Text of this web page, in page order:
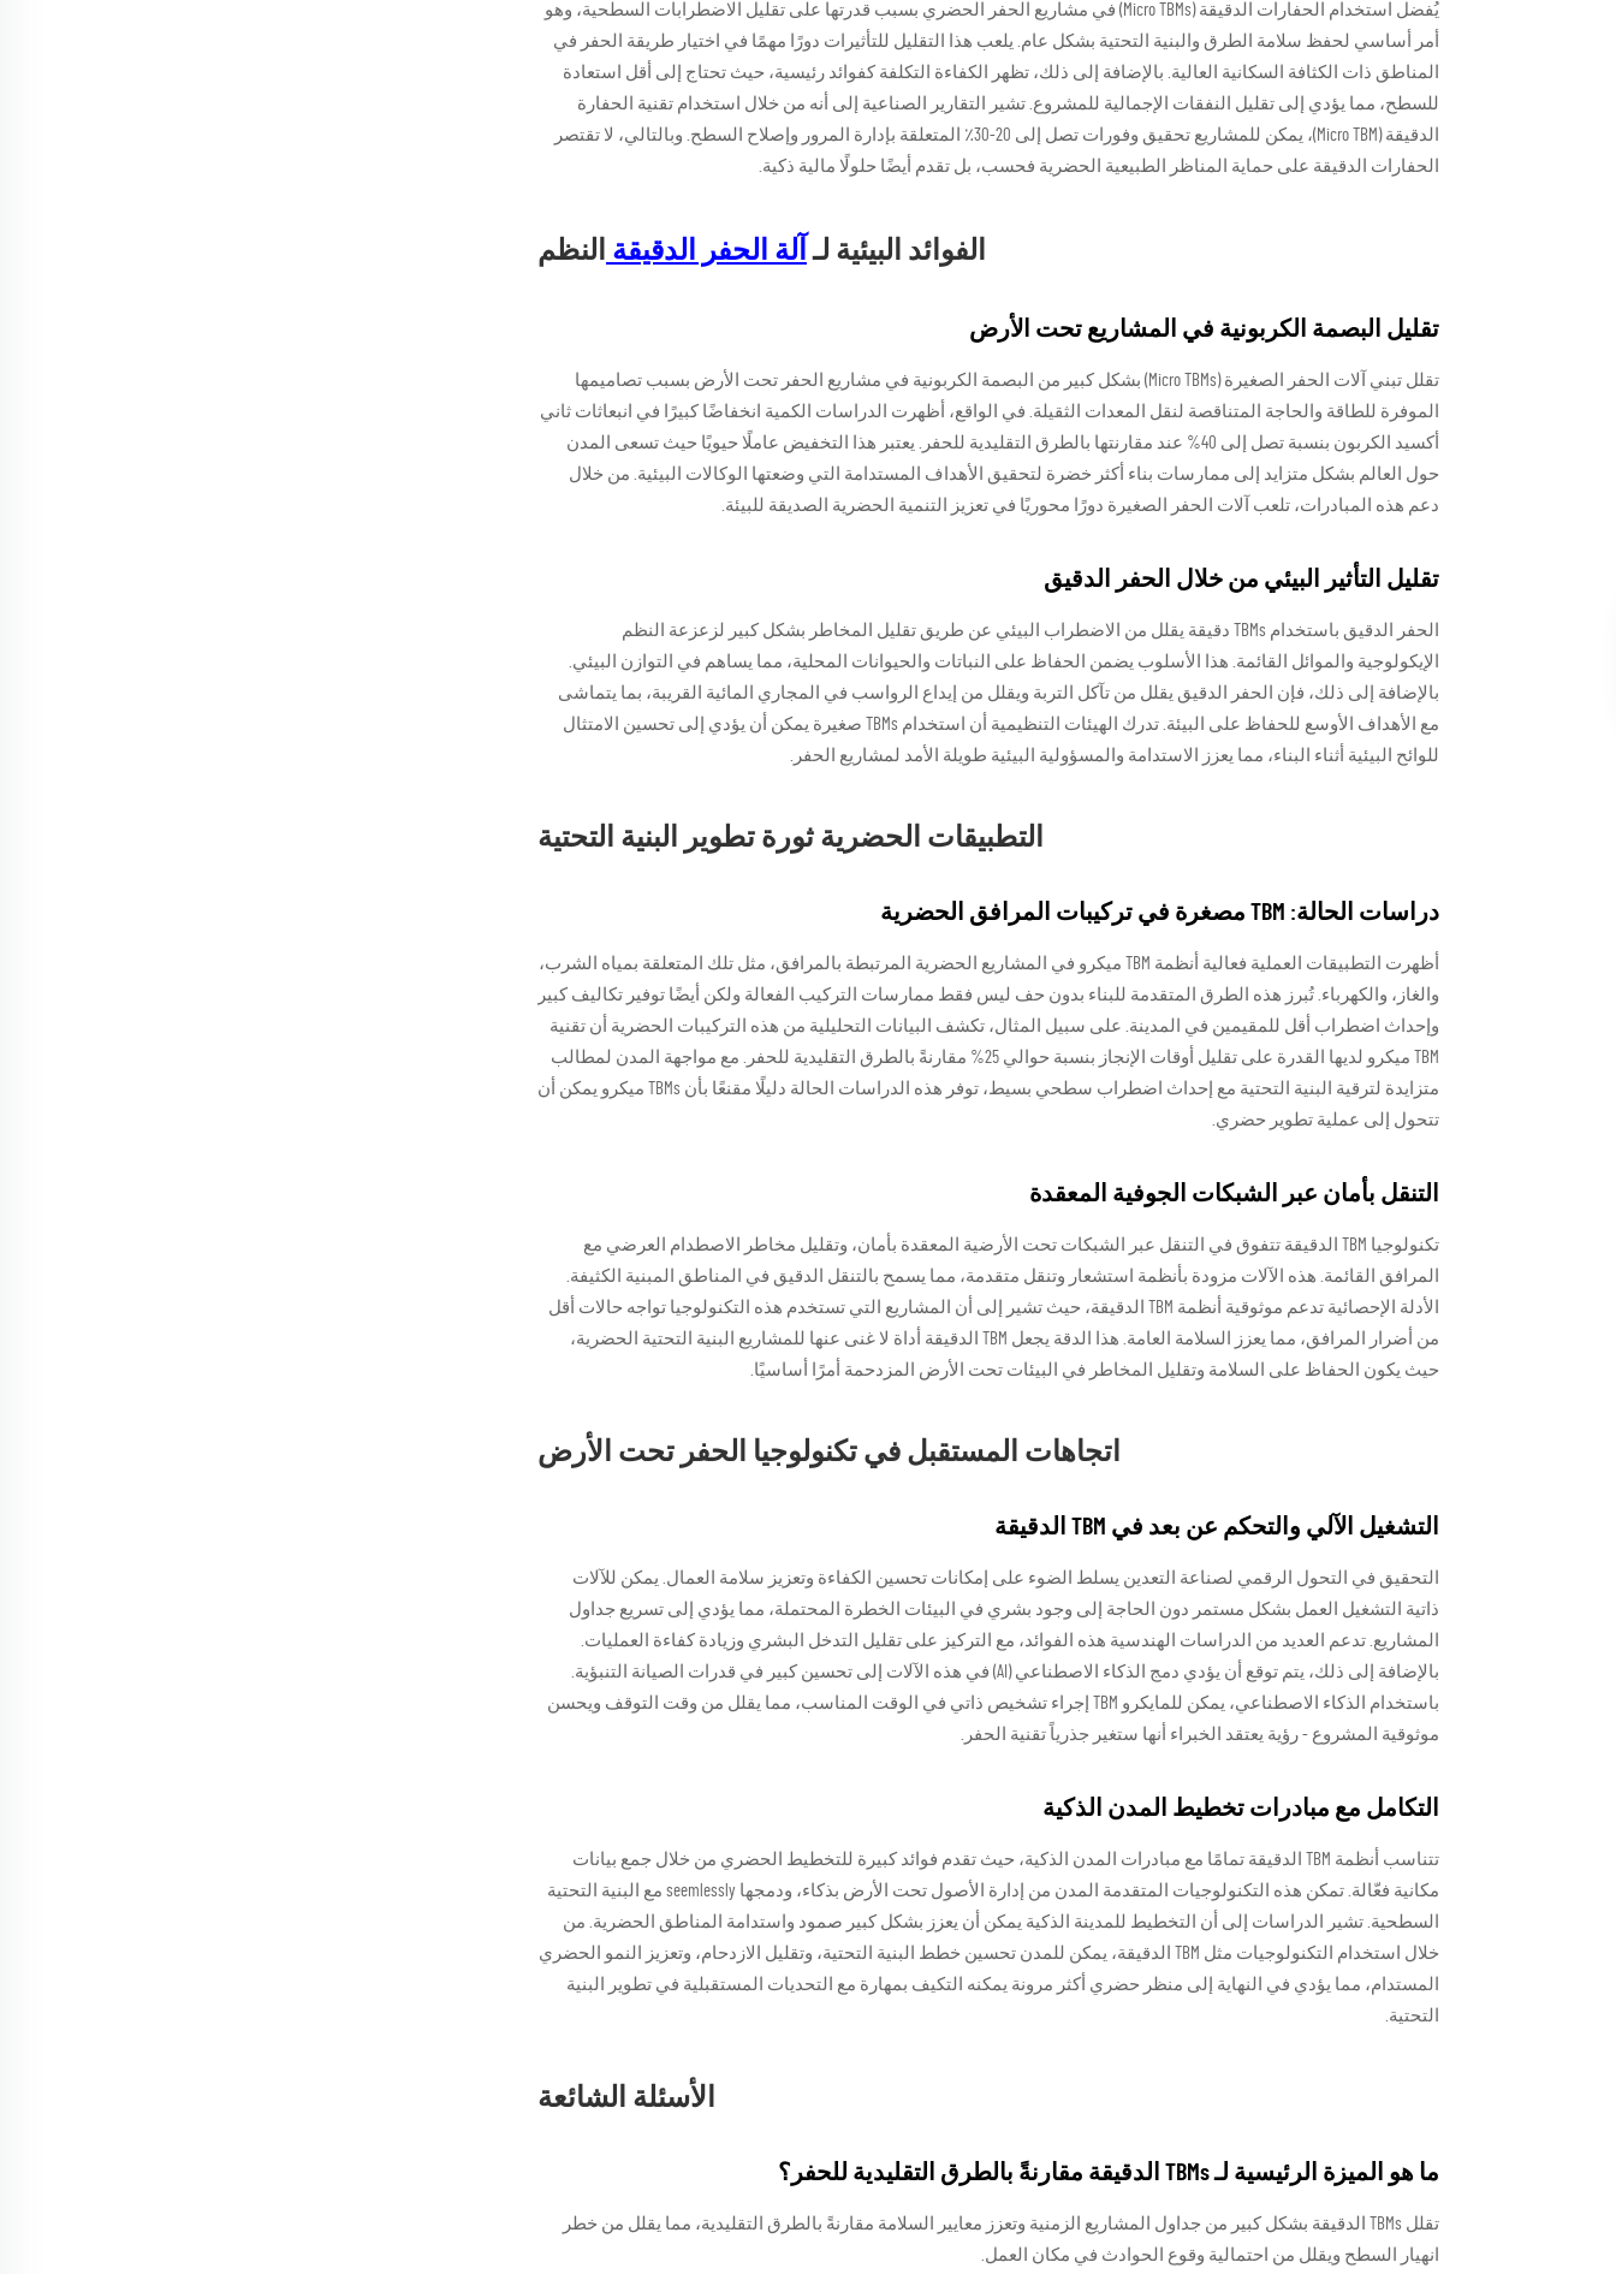
يُفضل استخدام الحفارات الدقيقة (Micro TBMs) في مشاريع الحفر الحضري بسبب قدرتها على تقليل الاضطرابات السطحية، وهو
أمر أساسي لحفظ سلامة الطرق والبنية التحتية بشكل عام. يلعب هذا التقليل للتأثيرات دورًا مهمًا في اختيار طريقة الحفر في
المناطق ذات الكثافة السكانية العالية. بالإضافة إلى ذلك، تظهر الكفاءة التكلفة كفوائد رئيسية، حيث تحتاج إلى أقل استعادة
للسطح، مما يؤدي إلى تقليل النفقات الإجمالية للمشروع. تشير التقارير الصناعية إلى أنه من خلال استخدام تقنية الحفارة
الدقيقة (Micro TBM)، يمكن للمشاريع تحقيق وفورات تصل إلى 20-30٪ المتعلقة بإدارة المرور وإصلاح السطح. وبالتالي، لا تقتصر
الحفارات الدقيقة على حماية المناظر الطبيعية الحضرية فحسب، بل تقدم أيضًا حلولًا مالية ذكية.
الفوائد البيئية لـ آلة الحفر الدقيقة النظم
تقليل البصمة الكربونية في المشاريع تحت الأرض
تقلل تبني آلات الحفر الصغيرة (Micro TBMs) بشكل كبير من البصمة الكربونية في مشاريع الحفر تحت الأرض بسبب تصاميمها
الموفرة للطاقة والحاجة المتناقصة لنقل المعدات الثقيلة. في الواقع، أظهرت الدراسات الكمية انخفاضًا كبيرًا في انبعاثات ثاني
أكسيد الكربون بنسبة تصل إلى 40% عند مقارنتها بالطرق التقليدية للحفر. يعتبر هذا التخفيض عاملًا حيويًا حيث تسعى المدن
حول العالم بشكل متزايد إلى ممارسات بناء أكثر خضرة لتحقيق الأهداف المستدامة التي وضعتها الوكالات البيئية. من خلال
دعم هذه المبادرات، تلعب آلات الحفر الصغيرة دورًا محوريًا في تعزيز التنمية الحضرية الصديقة للبيئة.
تقليل التأثير البيئي من خلال الحفر الدقيق
الحفر الدقيق باستخدام TBMs دقيقة يقلل من الاضطراب البيئي عن طريق تقليل المخاطر بشكل كبير لزعزعة النظم
الإيكولوجية والموائل القائمة. هذا الأسلوب يضمن الحفاظ على النباتات والحيوانات المحلية، مما يساهم في التوازن البيئي.
بالإضافة إلى ذلك، فإن الحفر الدقيق يقلل من تآكل التربة ويقلل من إيداع الرواسب في المجاري المائية القريبة، بما يتماشى
مع الأهداف الأوسع للحفاظ على البيئة. تدرك الهيئات التنظيمية أن استخدام TBMs صغيرة يمكن أن يؤدي إلى تحسين الامتثال
للوائح البيئية أثناء البناء، مما يعزز الاستدامة والمسؤولية البيئية طويلة الأمد لمشاريع الحفر.
التطبيقات الحضرية ثورة تطوير البنية التحتية
دراسات الحالة: TBM مصغرة في تركيبات المرافق الحضرية
أظهرت التطبيقات العملية فعالية أنظمة TBM ميكرو في المشاريع الحضرية المرتبطة بالمرافق، مثل تلك المتعلقة بمياه الشرب،
والغاز، والكهرباء. تُبرز هذه الطرق المتقدمة للبناء بدون حف ليس فقط ممارسات التركيب الفعالة ولكن أيضًا توفير تكاليف كبير
وإحداث اضطراب أقل للمقيمين في المدينة. على سبيل المثال، تكشف البيانات التحليلية من هذه التركيبات الحضرية أن تقنية
TBM ميكرو لديها القدرة على تقليل أوقات الإنجاز بنسبة حوالي 25% مقارنةً بالطرق التقليدية للحفر. مع مواجهة المدن لمطالب
متزايدة لترقية البنية التحتية مع إحداث اضطراب سطحي بسيط، توفر هذه الدراسات الحالة دليلًا مقنعًا بأن TBMs ميكرو يمكن أن
تتحول إلى عملية تطوير حضري.
التنقل بأمان عبر الشبكات الجوفية المعقدة
تكنولوجيا TBM الدقيقة تتفوق في التنقل عبر الشبكات تحت الأرضية المعقدة بأمان، وتقليل مخاطر الاصطدام العرضي مع
المرافق القائمة. هذه الآلات مزودة بأنظمة استشعار وتنقل متقدمة، مما يسمح بالتنقل الدقيق في المناطق المبنية الكثيفة.
الأدلة الإحصائية تدعم موثوقية أنظمة TBM الدقيقة، حيث تشير إلى أن المشاريع التي تستخدم هذه التكنولوجيا تواجه حالات أقل
من أضرار المرافق، مما يعزز السلامة العامة. هذا الدقة يجعل TBM الدقيقة أداة لا غنى عنها للمشاريع البنية التحتية الحضرية،
حيث يكون الحفاظ على السلامة وتقليل المخاطر في البيئات تحت الأرض المزدحمة أمرًا أساسيًا.
اتجاهات المستقبل في تكنولوجيا الحفر تحت الأرض
التشغيل الآلي والتحكم عن بعد في TBM الدقيقة
التحقيق في التحول الرقمي لصناعة التعدين يسلط الضوء على إمكانات تحسين الكفاءة وتعزيز سلامة العمال. يمكن للآلات
ذاتية التشغيل العمل بشكل مستمر دون الحاجة إلى وجود بشري في البيئات الخطرة المحتملة، مما يؤدي إلى تسريع جداول
المشاريع. تدعم العديد من الدراسات الهندسية هذه الفوائد، مع التركيز على تقليل التدخل البشري وزيادة كفاءة العمليات.
بالإضافة إلى ذلك، يتم توقع أن يؤدي دمج الذكاء الاصطناعي (AI) في هذه الآلات إلى تحسين كبير في قدرات الصيانة التنبؤية.
باستخدام الذكاء الاصطناعي، يمكن للمايكرو TBM إجراء تشخيص ذاتي في الوقت المناسب، مما يقلل من وقت التوقف ويحسن
موثوقية المشروع - رؤية يعتقد الخبراء أنها ستغير جذرياً تقنية الحفر.
التكامل مع مبادرات تخطيط المدن الذكية
تتناسب أنظمة TBM الدقيقة تمامًا مع مبادرات المدن الذكية، حيث تقدم فوائد كبيرة للتخطيط الحضري من خلال جمع بيانات
مكانية فعّالة. تمكن هذه التكنولوجيات المتقدمة المدن من إدارة الأصول تحت الأرض بذكاء، ودمجها seemlessly مع البنية التحتية
السطحية. تشير الدراسات إلى أن التخطيط للمدينة الذكية يمكن أن يعزز بشكل كبير صمود واستدامة المناطق الحضرية. من
خلال استخدام التكنولوجيات مثل TBM الدقيقة، يمكن للمدن تحسين خطط البنية التحتية، وتقليل الازدحام، وتعزيز النمو الحضري
المستدام، مما يؤدي في النهاية إلى منظر حضري أكثر مرونة يمكنه التكيف بمهارة مع التحديات المستقبلية في تطوير البنية
التحتية.
الأسئلة الشائعة
ما هو الميزة الرئيسية لـ TBMs الدقيقة مقارنةً بالطرق التقليدية للحفر؟
تقلل TBMs الدقيقة بشكل كبير من جداول المشاريع الزمنية وتعزز معايير السلامة مقارنةً بالطرق التقليدية، مما يقلل من خطر
انهيار السطح ويقلل من احتمالية وقوع الحوادث في مكان العمل.